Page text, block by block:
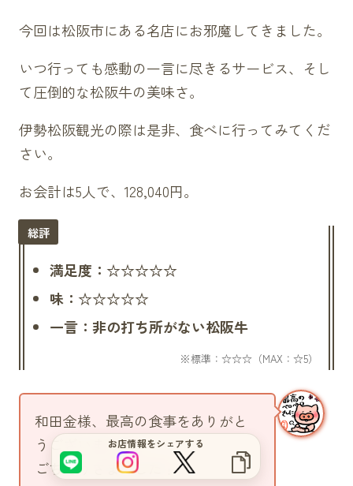
今回は松阪市にある名店にお邪魔してきました。
いつ行っても感動の一言に尽きるサービス、そし
て圧倒的な松阪牛の美味さ。
伊勢松阪観光の際は是非、食べに行ってみてくだ
さい。
お会計は5人で、128,040円。
満足度：☆☆☆☆☆
味：☆☆☆☆☆
一言：非の打ち所がない松阪牛
和田金様、最高の食事をありがと
うございました。
ごちそうさまでした！
お店情報をシェアする
サイトをもっと良くするブヒ？